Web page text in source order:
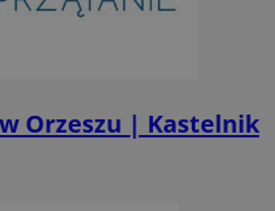
Orzeszu | Kastelnik